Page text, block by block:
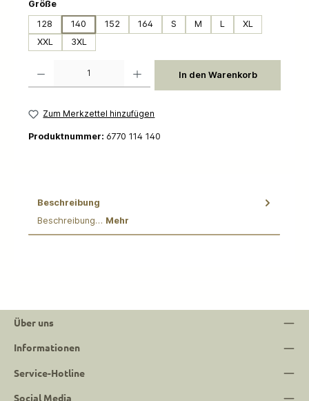
Größeauswählen
128
140 152 164 S M L
XL
XXL
3XL
In den Warenkorb
Zum Merkzettel hinzufügen
Produktnummer: 6770 114 140
Beschreibung
Beschreibung… Mehr
Über uns
Informationen
Service-Hotline
Social Media